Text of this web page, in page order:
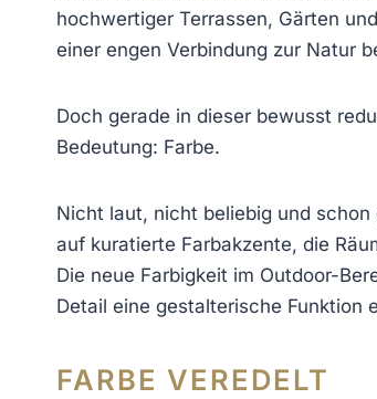
hochwertiger Terrassen, Gärten
einer engen Verbindung zur Natur
Doch gerade in dieser bewusst
Bedeutung: Farbe.
Nicht laut, nicht beliebig und
auf kuratierte Farbakzente, die
Die neue Farbigkeit im Outdoor-
Detail eine gestalterische Funktion
FARBE VEREDELT